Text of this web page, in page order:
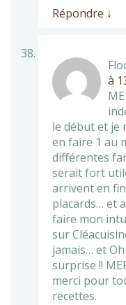
Répondre ↓
à
le début et je
en faire 1 au
différentes
serait fort
arrivent en
placards… et
faire mon
sur
jamais… et
surprise !!
merci pour
recettes.